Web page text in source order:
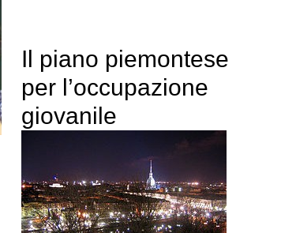
Il piano piemontese
per l’occupazione
giovanile